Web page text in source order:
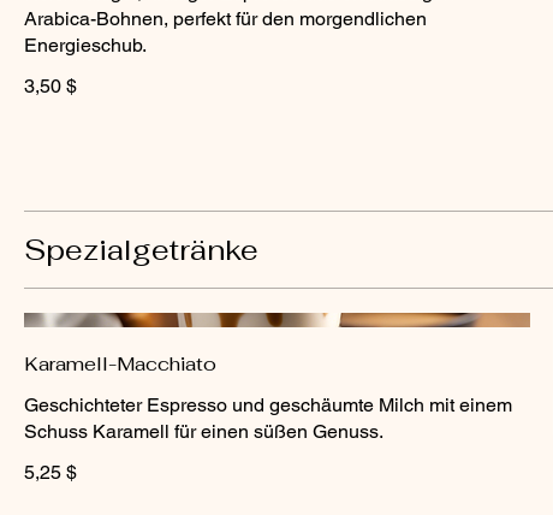
Arabica-Bohnen, perfekt für den morgendlichen
Energieschub.
3,50 $
Spezialgetränke
Karamell-Macchiato
Geschichteter Espresso und geschäumte Milch mit einem
Schuss Karamell für einen süßen Genuss.
5,25 $